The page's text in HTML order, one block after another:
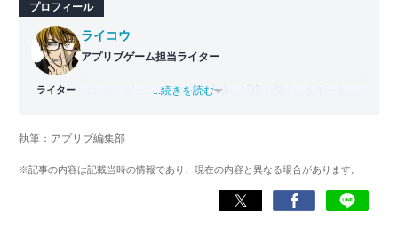
プロフィール
ライター
ライコウ
アプリブゲーム担当ライター
バンタンゲームアカデミー 出身。「広く深く」をモットー
ゲームだけでも1,000本以上。ゲーム開発者を目指した経験
くして面白さを引き出し、人々に伝えるためゲームライタ
...続きを読む
執筆：アプリブ編集部
※記事の内容は記載当時の情報であり、現在の内容と異なる場合があります。